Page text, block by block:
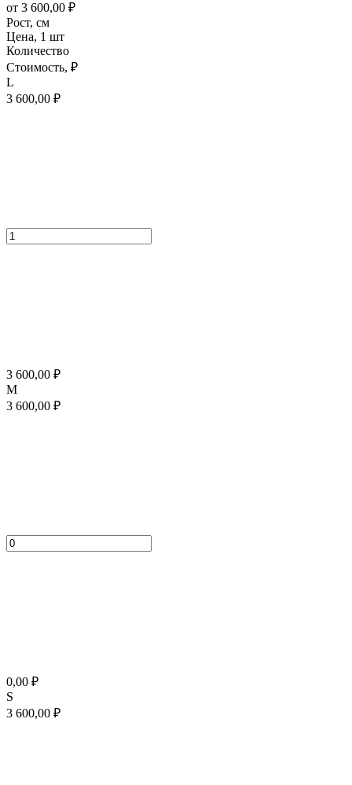
от 3 600,00 ₽
Рост, см
Цена, 1 шт
Количество
Стоимость, ₽
L
3 600,00 ₽
3 600,00 ₽
M
3 600,00 ₽
0,00 ₽
S
3 600,00 ₽